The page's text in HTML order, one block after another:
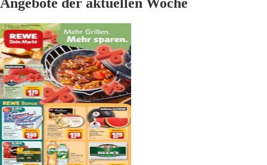
Angebote der aktuellen Woche